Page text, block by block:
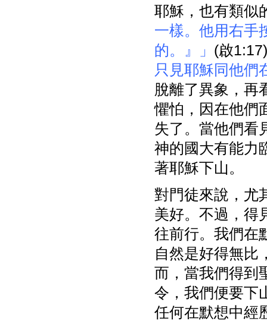
耶穌，也有類似
一樣。他用右手
的。』」 (啟
只見耶穌同他們
脫離了異象，再
懼怕，因在他們
失了。當他們看
神的國大有能力
著耶穌下山。
對門徒來說，尤
美好。不過，得
往前行。我們在
自然是好得無比
而，當我們得到
令，我們便要下
任何在默想中經